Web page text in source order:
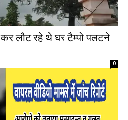
कर लौट रहे थे घर टैम्पो पलटने
0